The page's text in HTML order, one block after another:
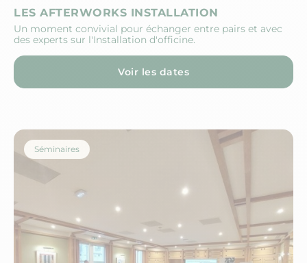
LES AFTERWORKS INSTALLATION
Un moment convivial pour échanger entre pairs et avec
des experts sur l'Installation d'officine.
Voir les dates
Séminaires